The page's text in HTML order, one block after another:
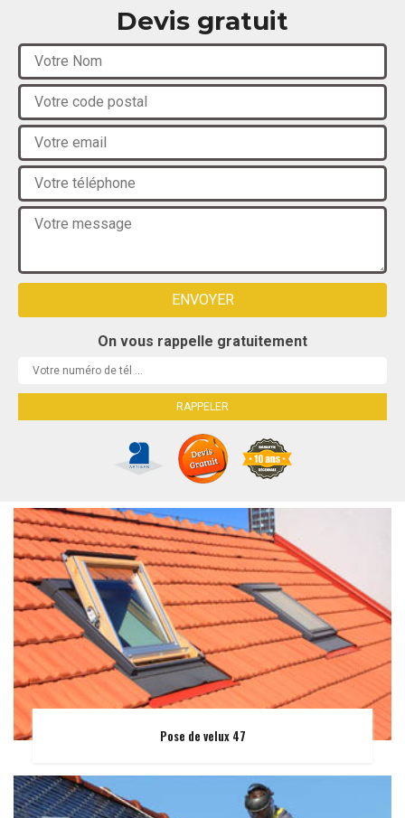
Devis gratuit
On vous rappelle gratuitement
Pose de velux 47